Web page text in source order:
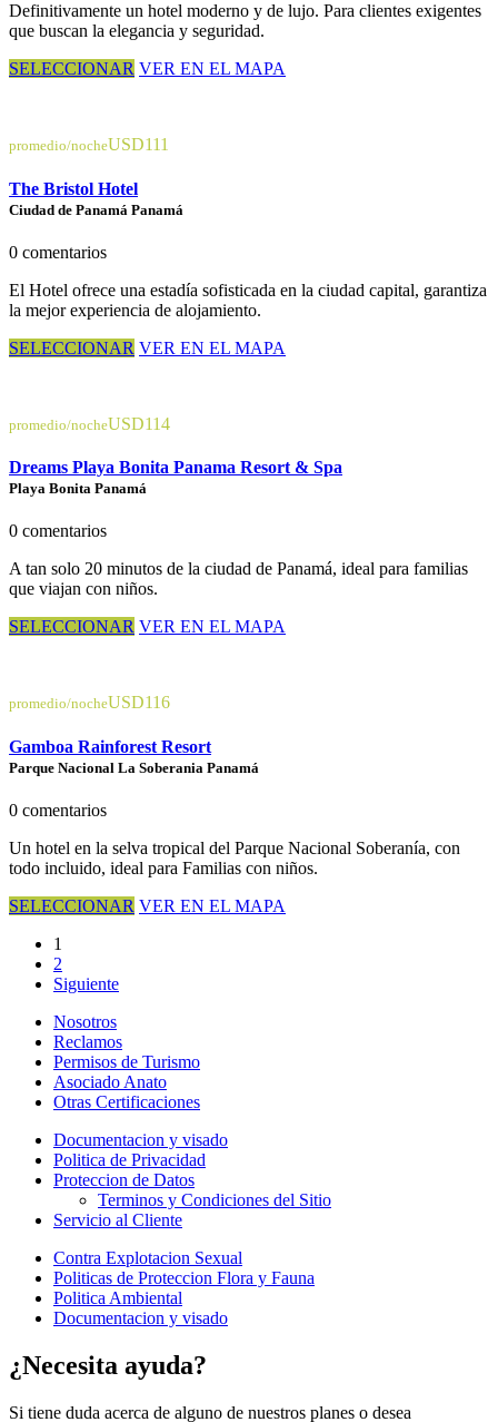
Definitivamente un hotel moderno y de lujo. Para clientes exigentes
que buscan la elegancia y seguridad.
SELECCIONAR VER EN EL MAPA
promedio/nocheUSD111
The Bristol Hotel
Ciudad de Panamá Panamá
0 comentarios
El Hotel ofrece una estadía sofisticada en la ciudad capital, garantiza
la mejor experiencia de alojamiento.
SELECCIONAR VER EN EL MAPA
promedio/nocheUSD114
Dreams Playa Bonita Panama Resort & Spa
Playa Bonita Panamá
0 comentarios
A tan solo 20 minutos de la ciudad de Panamá, ideal para familias
que viajan con niños.
SELECCIONAR VER EN EL MAPA
promedio/nocheUSD116
Gamboa Rainforest Resort
Parque Nacional La Soberania Panamá
0 comentarios
Un hotel en la selva tropical del Parque Nacional Soberanía, con
todo incluido, ideal para Familias con niños.
SELECCIONAR VER EN EL MAPA
1
2
Siguiente
Nosotros
Reclamos
Permisos de Turismo
Asociado Anato
Otras Certificaciones
Documentacion y visado
Politica de Privacidad
Proteccion de Datos
Terminos y Condiciones del Sitio
Servicio al Cliente
Contra Explotacion Sexual
Politicas de Proteccion Flora y Fauna
Politica Ambiental
Documentacion y visado
¿Necesita ayuda?
Si tiene duda acerca de alguno de nuestros planes o desea